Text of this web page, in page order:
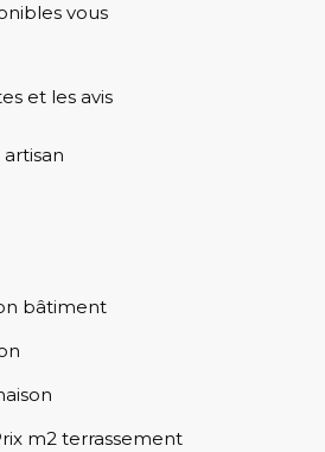
vous
et les avis
bâtiment
m2 terrassement